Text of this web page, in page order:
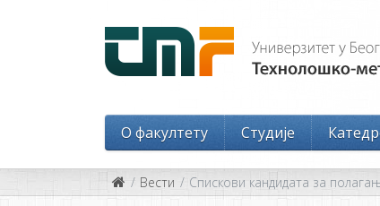
O факултету Студије
Вести Спискови кандидата за